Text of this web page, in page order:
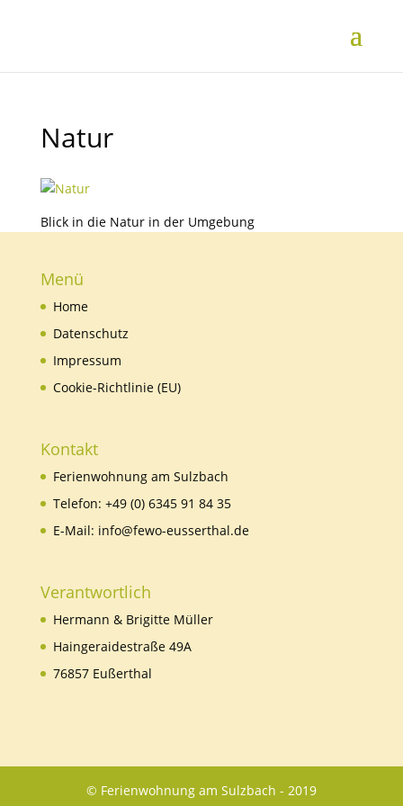
Natur
Blick in die Natur in der Umgebung
Menü
Home
Datenschutz
Impressum
Cookie-Richtlinie (EU)
Kontakt
Ferienwohnung am Sulzbach
Telefon: +49 (0) 6345 91 84 35
E-Mail: info@fewo-eusserthal.de
Verantwortlich
Hermann & Brigitte Müller
Haingeraidestraße 49A
76857 Eußerthal
© Ferienwohnung am Sulzbach - 2019